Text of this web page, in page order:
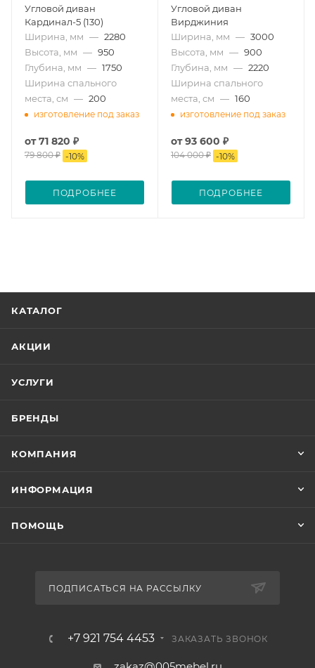
Угловой диван
Кардинал-5 (130)
Ширина, мм — 2280
Высота, мм — 950
Глубина, мм — 1750
Ширина спального
места, см — 200
изготовление под заказ
от71 820 ₽
79 800 ₽ -10%
ПОДРОБНЕЕ
Угловой диван
Вирджиния
Ширина, мм — 3000
Высота, мм — 900
Глубина, мм — 2220
Ширина спального
места, см — 160
изготовление под заказ
от93 600 ₽
104 000 ₽ -10%
ПОДРОБНЕЕ
КАТАЛОГ
АКЦИИ
УСЛУГИ
БРЕНДЫ
КОМПАНИЯ
ИНФОРМАЦИЯ
ПОМОЩЬ
ПОДПИСАТЬСЯ НА РАССЫЛКУ
+7 921 754 4453 ЗАКАЗАТЬ ЗВОНОК